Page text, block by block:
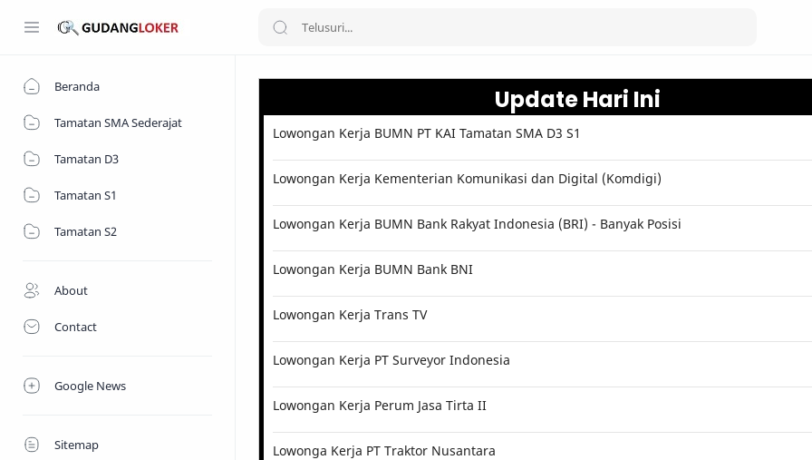
Beranda
Tamatan SMA Sederajat
Tamatan D3
Tamatan S1
Tamatan S2
About
Contact
Google News
Sitemap
Update Hari Ini
Lowongan Kerja BUMN PT KAI Tamatan SMA D3 S1
Lowongan Kerja Kementerian Komunikasi dan Digital (Komdigi)
Lowongan Kerja BUMN Bank Rakyat Indonesia (BRI) - Banyak Posisi
Lowongan Kerja BUMN Bank BNI
Lowongan Kerja Trans TV
Lowongan Kerja PT Surveyor Indonesia
Lowongan Kerja Perum Jasa Tirta II
Lowonga Kerja PT Traktor Nusantara